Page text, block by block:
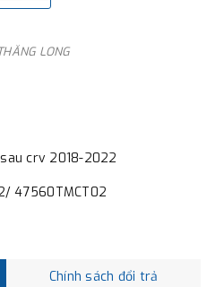
LONG
crv 2018-2022
47560TMCT02
Chính sách đổi trả